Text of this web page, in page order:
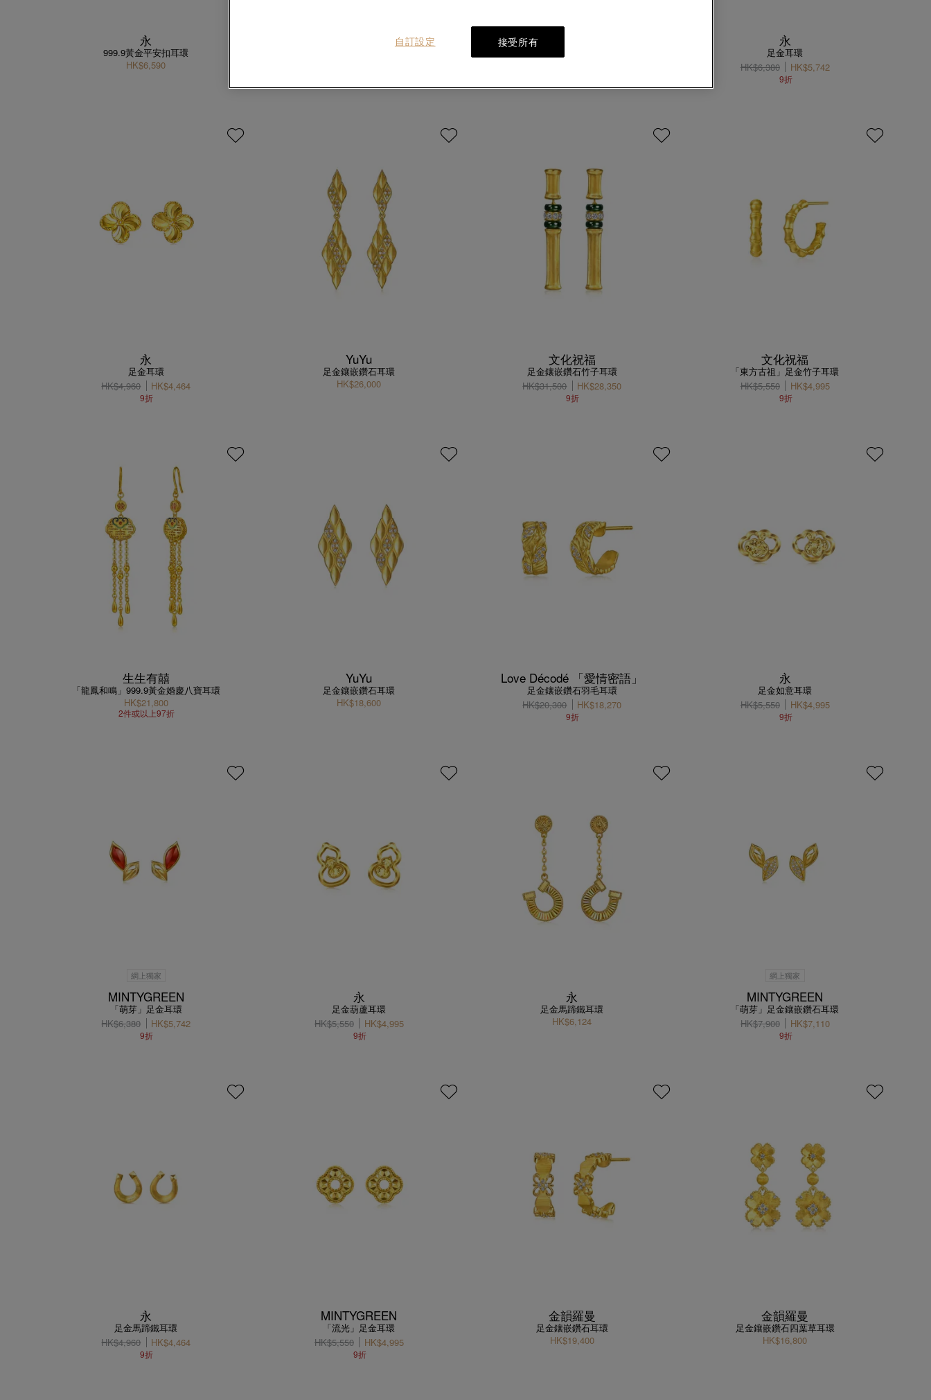
永
999.9黃金平安扣耳環
HK$6,590
永
足金耳環
HK$6,380
HK$5,742
9折
永
足金耳環
HK$4,960
HK$4,464
9折
YuYu
足金鑲嵌鑽石耳環
HK$26,000
文化祝福
足金鑲嵌鑽石竹子耳環
HK$31,500
HK$28,350
9折
文化祝福
「東方古祖」足金竹子耳環
HK$5,550
HK$4,995
9折
生生有囍
「龍鳳和鳴」999.9黃金婚慶八寶耳環
HK$21,800
2件或以上97折
YuYu
足金鑲嵌鑽石耳環
HK$18,600
Love Décodé 「愛情密語」
足金鑲嵌鑽石羽毛耳環
HK$20,300
HK$18,270
9折
永
足金如意耳環
HK$5,550
HK$4,995
9折
網上獨家
MINTYGREEN
「萌芽」足金耳環
HK$6,380
HK$5,742
9折
永
足金葫蘆耳環
HK$5,550
HK$4,995
9折
永
足金馬蹄鐵耳環
HK$6,124
網上獨家
MINTYGREEN
「萌芽」足金鑲嵌鑽石耳環
HK$7,900
HK$7,110
9折
永
足金馬蹄鐵耳環
HK$4,960
HK$4,464
9折
MINTYGREEN
「流光」足金耳環
HK$5,550
HK$4,995
9折
金韻羅曼
足金鑲嵌鑽石耳環
HK$19,400
金韻羅曼
足金鑲嵌鑽石四葉草耳環
HK$16,800
接受所有
自訂設定